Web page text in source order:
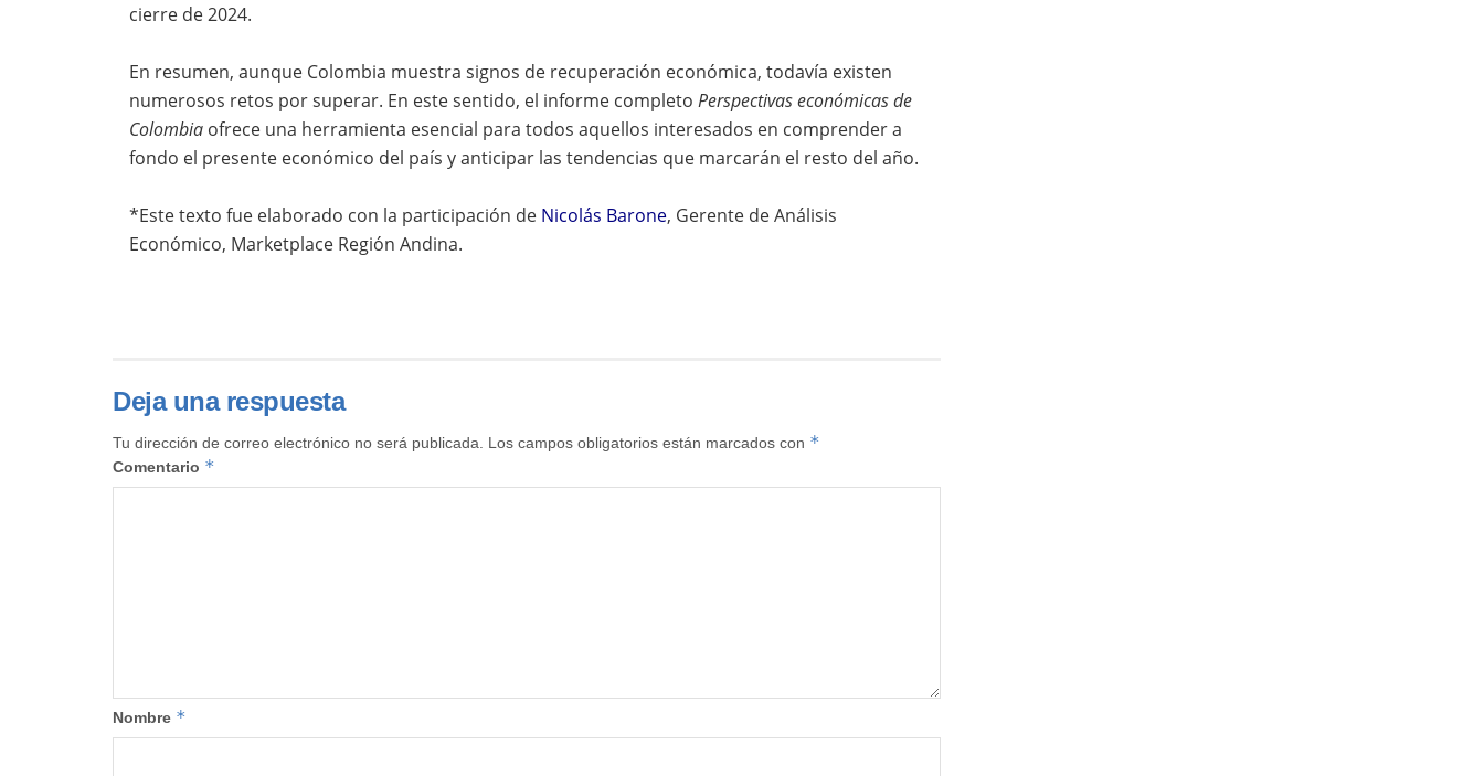
cierre de 2024.
En resumen, aunque Colombia muestra signos de recuperación económica, todavía existen
numerosos retos por superar. En este sentido, el informe completo Perspectivas económicas de
Colombia ofrece una herramienta esencial para todos aquellos interesados en comprender a
fondo el presente económico del país y anticipar las tendencias que marcarán el resto del año.
*Este texto fue elaborado con la participación de Nicolás Barone, Gerente de Análisis
Económico, Marketplace Región Andina.
Deja una respuesta
Tu dirección de correo electrónico no será publicada. Los campos obligatorios están marcados con *
Comentario *
Nombre *